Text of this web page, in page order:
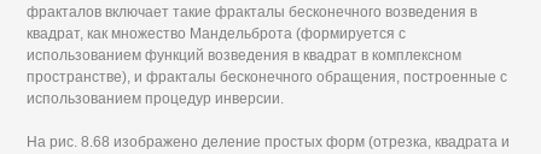
фракталов включает такие фракталы бесконечного возведения в
квадрат, как множество Мандельброта (формируется с
использованием функций возведения в квадрат в комплексном
пространстве), и фракталы бесконечного обращения, построенные с
использованием процедур инверсии.
На рис. 8.68 изображено деление простых форм (отрезка, квадрата и